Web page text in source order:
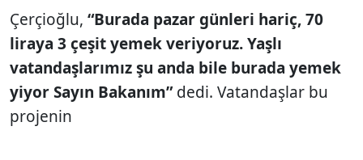
Çerçioğlu, “Burada pazar günleri hariç, 70
liraya 3 çeşit yemek veriyoruz. Yaşlı
vatandaşlarımız şu anda bile burada yemek
yiyor Sayın Bakanım”dedi. Vatandaşlar bu
projenin